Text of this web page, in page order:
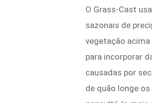
O Grass-Cast
sazonais de
vegetação acima
para incorporar
causadas por
de quão longe